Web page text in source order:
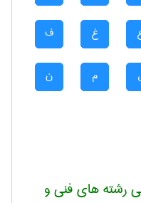
غ ف
م ن
رشته های فنی و